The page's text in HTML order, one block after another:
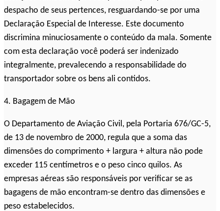
despacho de seus pertences, resguardando-se por uma
Declaração Especial de Interesse. Este documento
discrimina minuciosamente o conteúdo da mala. Somente
com esta declaração você poderá ser indenizado
integralmente, prevalecendo a responsabilidade do
transportador sobre os bens ali contidos.
4. Bagagem de Mão
O Departamento de Aviação Civil, pela Portaria 676/GC-5,
de 13 de novembro de 2000, regula que a soma das
dimensões do comprimento + largura + altura não pode
exceder 115 centímetros e o peso cinco quilos. As
empresas aéreas são responsáveis por verificar se as
bagagens de mão encontram-se dentro das dimensões e
peso estabelecidos.